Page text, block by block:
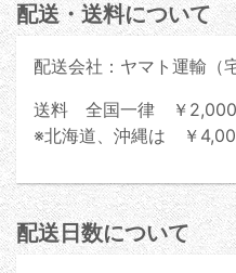
配送・送料について
配送会社：ヤマト運輸（
送料 全国一律 ￥2,000
※北海道、沖縄は ￥
配送日数について